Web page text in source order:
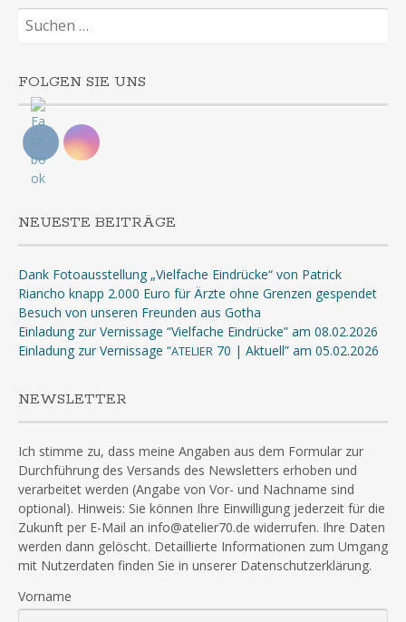
Suchen
nach:
FOLGEN SIE UNS
NEUESTE BEITRÄGE
Dank Fotoausstellung „Vielfache Eindrücke“ von Patrick
Riancho knapp 2.000 Euro für Ärzte ohne Grenzen gespendet
Besuch von unseren Freunden aus Gotha
Einladung zur Vernissage “Vielfache Eindrücke” am 08.02.2026
Einladung zur Vernissage “ATELIER 70 | Aktuell” am 05.02.2026
NEWSLETTER
Ich stimme zu, dass meine Angaben aus dem Formular zur
Durchführung des Versands des Newsletters erhoben und
verarbeitet werden (Angabe von Vor- und Nachname sind
optional). Hinweis: Sie können Ihre Einwilligung jederzeit für die
Zukunft per E-Mail an info@atelier70.de widerrufen. Ihre Daten
werden dann gelöscht. Detaillierte Informationen zum Umgang
mit Nutzerdaten finden Sie in unserer Datenschutzerklärung.
Vorname